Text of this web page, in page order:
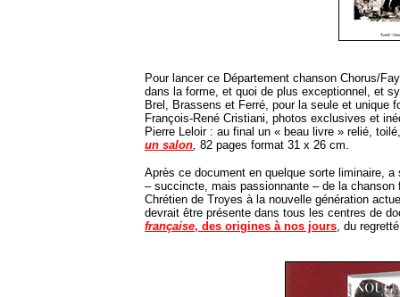
Pour lancer ce Département chanson Chorus/
dans la forme, et quoi de plus exceptionnel, et
Brel, Brassens et Ferré, pour la seule et unique
François-René Cristiani, photos exclusives et
Pierre Leloir : au final un « beau livre » relié,
un salon, 82 pages format 31 x 26 cm.
Après ce document en quelque sorte liminaire,
– succincte, mais passionnante – de la
Chrétien de Troyes à la nouvelle génération
devrait être présente dans tous les centres de
française, des origines à nos jours, du